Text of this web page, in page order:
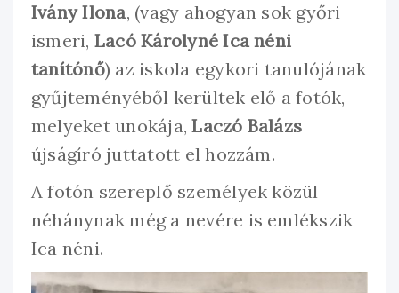
Ivány Ilona, (vagy ahogyan sok győri
ismeri, Lacó Károlyné Ica néni
tanítónő) az iskola egykori tanulójának
gyűjteményéből kerültek elő a fotók,
melyeket unokája,Laczó Balázs
újságíró juttatott el hozzám.
A fotón szereplő személyek közül
néhánynak még a nevére is emlékszik
Ica néni.